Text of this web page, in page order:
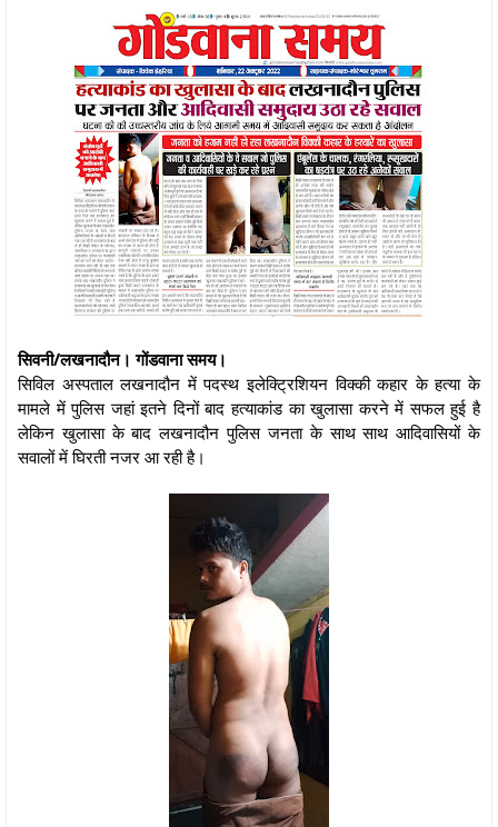
सिवनी/लखनादौन। गोंडवाना समय।
सिविल अस्पताल लखनादौन में पदस्थ इलेक्ट्रिशियन विक्की कहार के हत्या के
मामले में पुलिस जहां इतने दिनों बाद हत्याकांड का खुलासा करने में सफल हुई है
लेकिन खुलासा के बाद लखनादौन पुलिस जनता के साथ साथ आदिवासियों के
सवालों में घिरती नजर आ रही है।